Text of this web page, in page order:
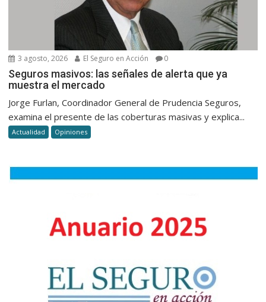
3 agosto, 2026 El Seguro en Acción 0
Seguros masivos: las señales de alerta que ya
muestra el mercado
Jorge Furlan, Coordinador General de Prudencia Seguros,
examina el presente de las coberturas masivas y explica...
Actualidad Opiniones